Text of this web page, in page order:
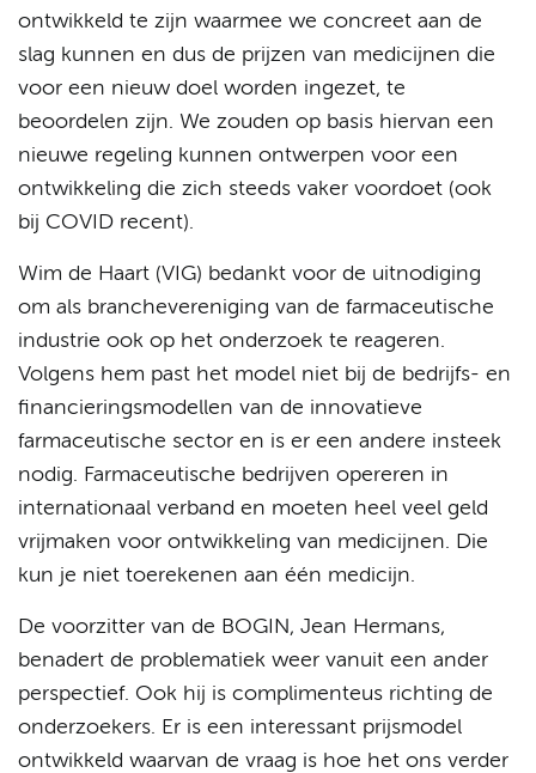
ontwikkeld te zijn waarmee we concreet aan de
slag kunnen en dus de prijzen van medicijnen die
voor een nieuw doel worden ingezet, te
beoordelen zijn. We zouden op basis hiervan een
nieuwe regeling kunnen ontwerpen voor een
ontwikkeling die zich steeds vaker voordoet (ook
bij COVID recent).
Wim de Haart (VIG) bedankt voor de uitnodiging
om als branchevereniging van de farmaceutische
industrie ook op het onderzoek te reageren.
Volgens hem past het model niet bij de bedrijfs- en
financieringsmodellen van de innovatieve
farmaceutische sector en is er een andere insteek
nodig. Farmaceutische bedrijven opereren in
internationaal verband en moeten heel veel geld
vrijmaken voor ontwikkeling van medicijnen. Die
kun je niet toerekenen aan één medicijn.
De voorzitter van de BOGIN, Jean Hermans,
benadert de problematiek weer vanuit een ander
perspectief. Ook hij is complimenteus richting de
onderzoekers. Er is een interessant prijsmodel
ontwikkeld waarvan de vraag is hoe het ons verder